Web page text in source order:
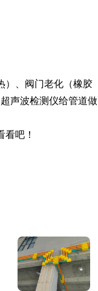
）、阀门老化（橡胶
声波检测仪给管道做
吧！